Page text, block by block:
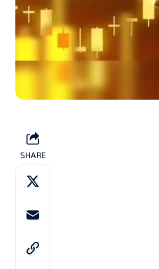
SHARE